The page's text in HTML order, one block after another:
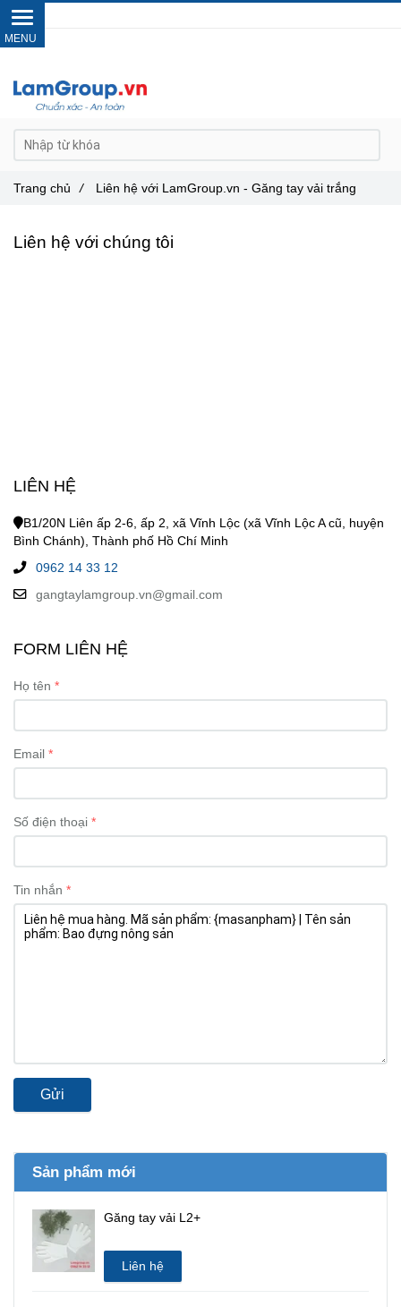
Liên hệ với chúng tôi
LIÊN HỆ
B1/20N Liên ấp 2-6, ấp 2, xã Vĩnh Lộc (xã Vĩnh Lộc A cũ, huyện
Bình Chánh), Thành phố Hồ Chí Minh
0962 14 33 12
gangtaylamgroup.vn@gmail.com
FORM LIÊN HỆ
Họ tên
Email
Số điện thoại
Tin nhắn
Gửi
Sản phẩm mới
Găng tay vải L2+
Liên hệ
Trang chủ / Liên hệ với LamGroup.vn - Găng tay vải trắng